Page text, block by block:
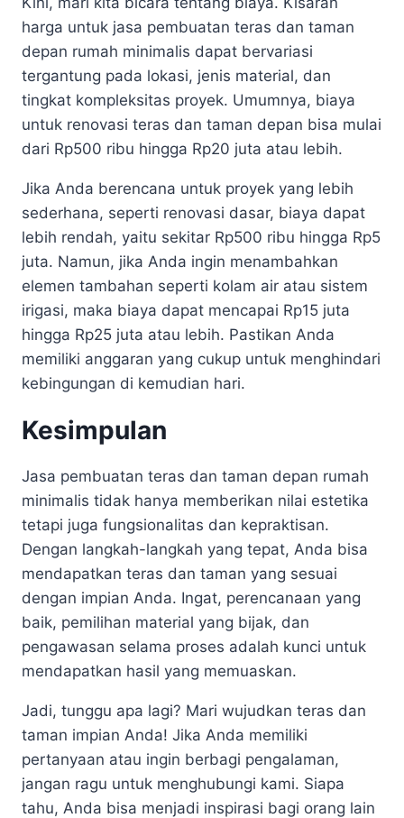
harga untuk jasa pembuatan teras dan taman
depan rumah minimalis dapat bervariasi
tergantung pada lokasi, jenis material, dan
tingkat kompleksitas proyek. Umumnya, biaya
untuk renovasi teras dan taman depan bisa mulai
dari Rp500 ribu hingga Rp20 juta atau lebih.
Jika Anda berencana untuk proyek yang lebih
sederhana, seperti renovasi dasar, biaya dapat
lebih rendah, yaitu sekitar Rp500 ribu hingga Rp5
juta. Namun, jika Anda ingin menambahkan
elemen tambahan seperti kolam air atau sistem
irigasi, maka biaya dapat mencapai Rp15 juta
hingga Rp25 juta atau lebih. Pastikan Anda
memiliki anggaran yang cukup untuk menghindari
kebingungan di kemudian hari.
Kesimpulan
Jasa pembuatan teras dan taman depan rumah
minimalis tidak hanya memberikan nilai estetika
tetapi juga fungsionalitas dan kepraktisan.
Dengan langkah-langkah yang tepat, Anda bisa
mendapatkan teras dan taman yang sesuai
dengan impian Anda. Ingat, perencanaan yang
baik, pemilihan material yang bijak, dan
pengawasan selama proses adalah kunci untuk
mendapatkan hasil yang memuaskan.
Jadi, tunggu apa lagi? Mari wujudkan teras dan
taman impian Anda! Jika Anda memiliki
pertanyaan atau ingin berbagi pengalaman,
jangan ragu untuk menghubungi kami. Siapa
tahu, Anda bisa menjadi inspirasi bagi orang lain